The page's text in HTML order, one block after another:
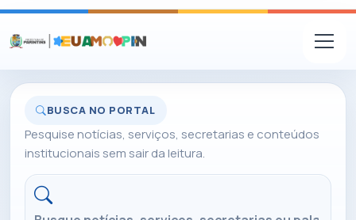
BUSCA NO PORTAL
Pesquise notícias, serviços, secretarias e conteúdos
institucionais sem sair da leitura.
Buscar no portal